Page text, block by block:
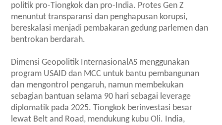
politik pro-Tiongkok dan pro-India. Protes Gen Z
menuntut transparansi dan penghapusan korupsi,
bereskalasi menjadi pembakaran gedung parlemen dan
bentrokan berdarah.
Dimensi Geopolitik InternasionalAS menggunakan
program USAID dan MCC untuk bantu pembangunan
dan mengontrol pengaruh, namun membekukan
sebagian bantuan selama 90 hari sebagai leverage
diplomatik pada 2025. Tiongkok berinvestasi besar
lewat Belt and Road, mendukung kubu Oli. India,